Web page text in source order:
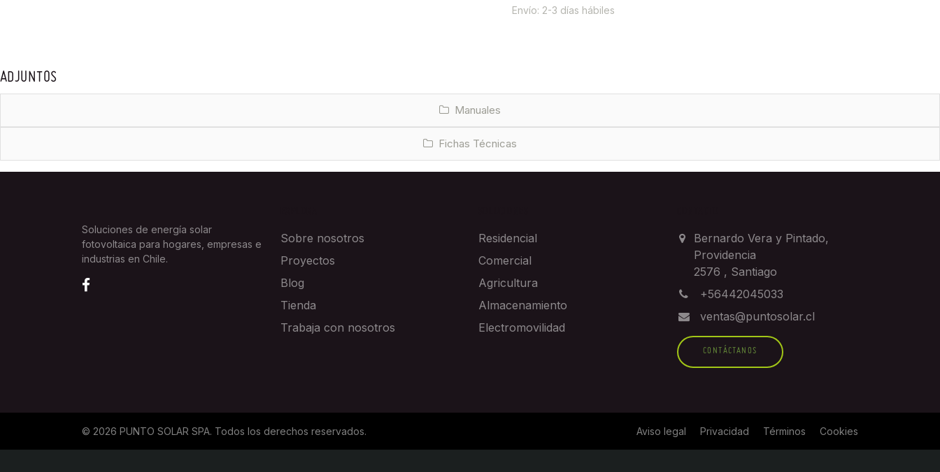
Envío: 2-3 días hábiles
ADJUNTOS
Manuales
Fichas Técnicas
Soluciones de energía solar
fotovoltaica para hogares, empresas e
industrias en Chile.
Sobre nosotros
Proyectos
Blog
Tienda
Trabaja con nosotros
Residencial
Comercial
Agricultura
Almacenamiento
Electromovilidad
Bernardo Vera y Pintado,
Providencia
2576 , Santiago
+56442045033
ventas@puntosolar.cl
CONTÁCTANOS
© 2026 PUNTO SOLAR SPA. Todos los derechos reservados. Aviso legal Privacidad Términos Cookies